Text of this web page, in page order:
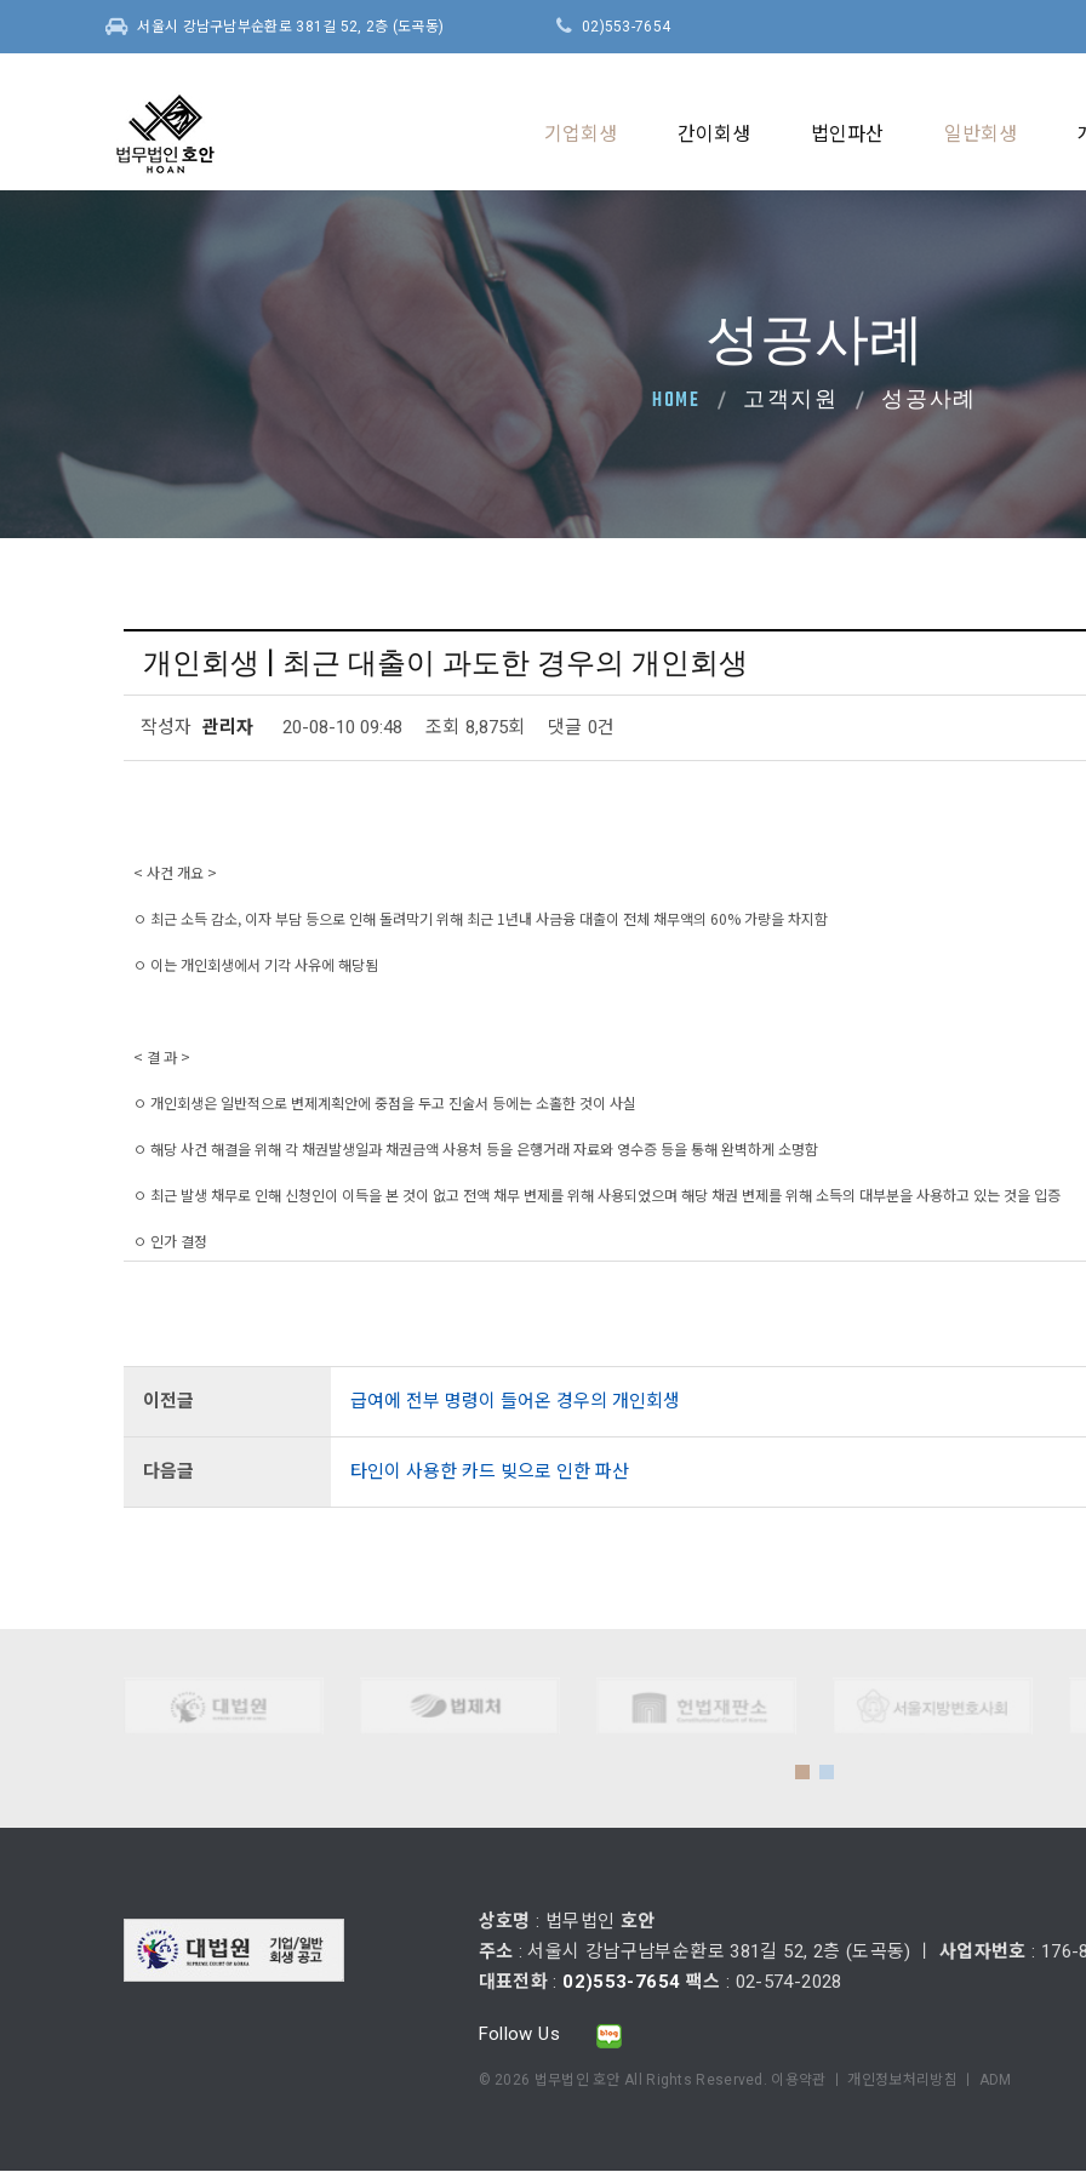
서울시 강남구남부순환로 381길 52, 2층 (도곡동) 02)553-7654
기업회생 간이회생 법인파산 일반회생
성공사례
HOME 고객지원 성공사례
개인회생 | 최근 대출이 과도한 경우의 개인회생
작성자 관리자 20-08-10 09:48 조회 8,875회 댓글 0건
< 사건 개요 >
ㅇ 최근 소득 감소, 이자 부담 등으로 인해 돌려막기 위해 최근 1년내 사금융 대출이 전체 채무액의 60% 가량을 차지함
ㅇ 이는 개인회생에서 기각 사유에 해당됨
< 결 과 >
ㅇ 개인회생은 일반적으로 변제계획안에 중점을 두고 진술서 등에는 소홀한 것이 사실
ㅇ 해당 사건 해결을 위해 각 채권발생일과 채권금액 사용처 등을 은행거래 자료와 영수증 등을 통해 완벽하게 소명함
ㅇ 최근 발생 채무로 인해 신청인이 이득을 본 것이 없고 전액 채무 변제를 위해 사용되었으며 해당 채권 변제를 위해 소득의 대부분을 사용하고 있는 것을 입증
ㅇ 인가 결정
이전글 급여에 전부 명령이 들어온 경우의 개인회생
다음글 타인이 사용한 카드 빚으로 인한 파산
상호명 : 법무법인 호안
주소 : 서울시 강남구남부순환로 381길 52, 2층 (도곡동) ㅣ 사업자번호 : 176-
대표전화 : 02)553-7654 팩스 : 02-574-2028
Follow Us
© 2026 법무법인 호안 All Rights Reserved. 이용약관 개인정보처리방침 ADM